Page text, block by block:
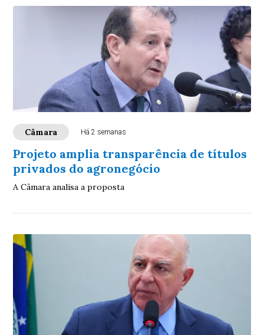
Câmara Há 2 semanas
Projeto amplia transparência de títulos
privados do agronegócio
A Câmara analisa a proposta